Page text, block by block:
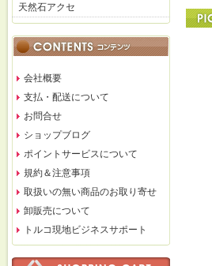
天然石アクセ
会社概要
支払・配送について
お問合せ
ショップブログ
ポイントサービスについて
規約＆注意事項
取扱いの無い商品のお取り寄せ
卸販売について
トルコ現地ビジネスサポート